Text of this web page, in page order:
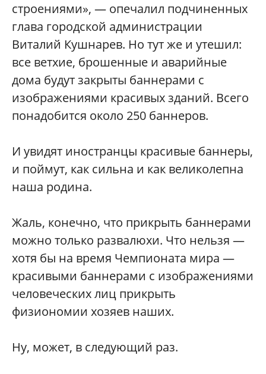
строениями», — опечалил подчиненных
глава городской администрации
Виталий Кушнарев. Но тут же и утешил:
все ветхие, брошенные и аварийные
дома будут закрыты баннерами с
изображениями красивых зданий. Всего
понадобится около 250 баннеров.
И увидят иностранцы красивые баннеры,
и поймут, как сильна и как великолепна
наша родина.
Жаль, конечно, что прикрыть баннерами
можно только развалюхи. Что нельзя —
хотя бы на время Чемпионата мира —
красивыми баннерами с изображениями
человеческих лиц прикрыть
физиономии хозяев наших.
Ну, может, в следующий раз.